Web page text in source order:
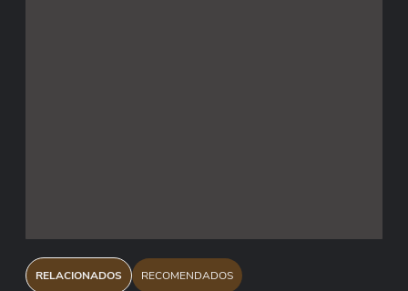
RELACIONADOS RECOMENDADOS